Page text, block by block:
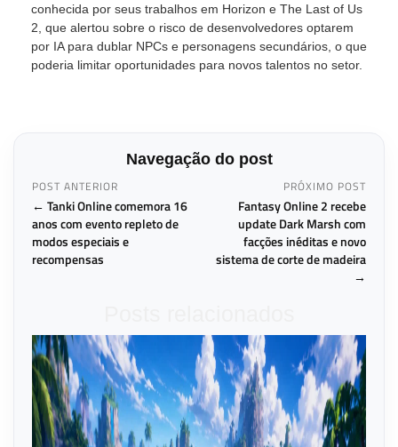
conhecida por seus trabalhos em Horizon e The Last of Us
2, que alertou sobre o risco de desenvolvedores optarem
por IA para dublar NPCs e personagens secundários, o que
poderia limitar oportunidades para novos talentos no setor.
Navegação do post
POST ANTERIOR
← Tanki Online comemora 16
anos com evento repleto de
modos especiais e
recompensas
PRÓXIMO POST
Fantasy Online 2 recebe
update Dark Marsh com
facções inéditas e novo
sistema de corte de madeira
→